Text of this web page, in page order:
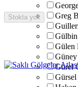
Greg
Gülen
Gürel
Stokta yok